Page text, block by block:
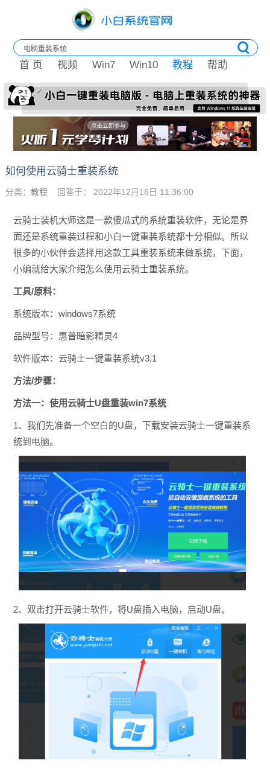
首 页 视频 Win7 Win10 教程 帮助
如何使用云骑士重装系统
分类： 教程 回答于： 2022年12月16日 11:36:00
云骑士装机大师这是一款傻瓜式的系统重装软件，无论是界
面还是系统重装过程和小白一键重装系统都十分相似。所以
很多的小伙伴会选择用这款工具重装系统来做系统，下面，
小编就给大家介绍怎么使用云骑士重装系统。
工具/原料：
系统版本：windows7系统
品牌型号：惠普暗影精灵4
软件版本：云骑士一键重装系统v3.1
方法/步骤：
方法一：使用云骑士U盘重装win7系统
1、我们先准备一个空白的U盘，下载安装云骑士一键重装系
统到电脑。
2、双击打开云骑士软件，将U盘插入电脑，启动U盘。